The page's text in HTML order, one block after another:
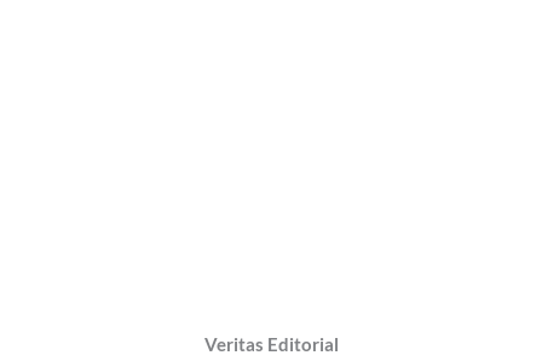
Veritas Editorial